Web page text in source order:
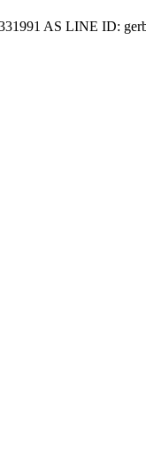
AS LINE ID: